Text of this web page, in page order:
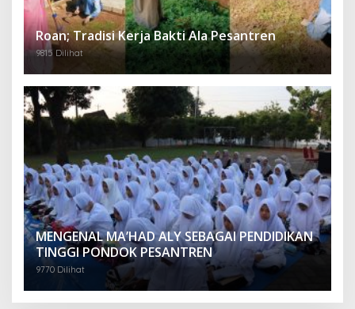
Roan; Tradisi Kerja Bakti Ala Pesantren
9815 Dilihat
MENGENAL MA’HAD ALY SEBAGAI PENDIDIKAN
TINGGI PONDOK PESANTREN
9770 Dilihat